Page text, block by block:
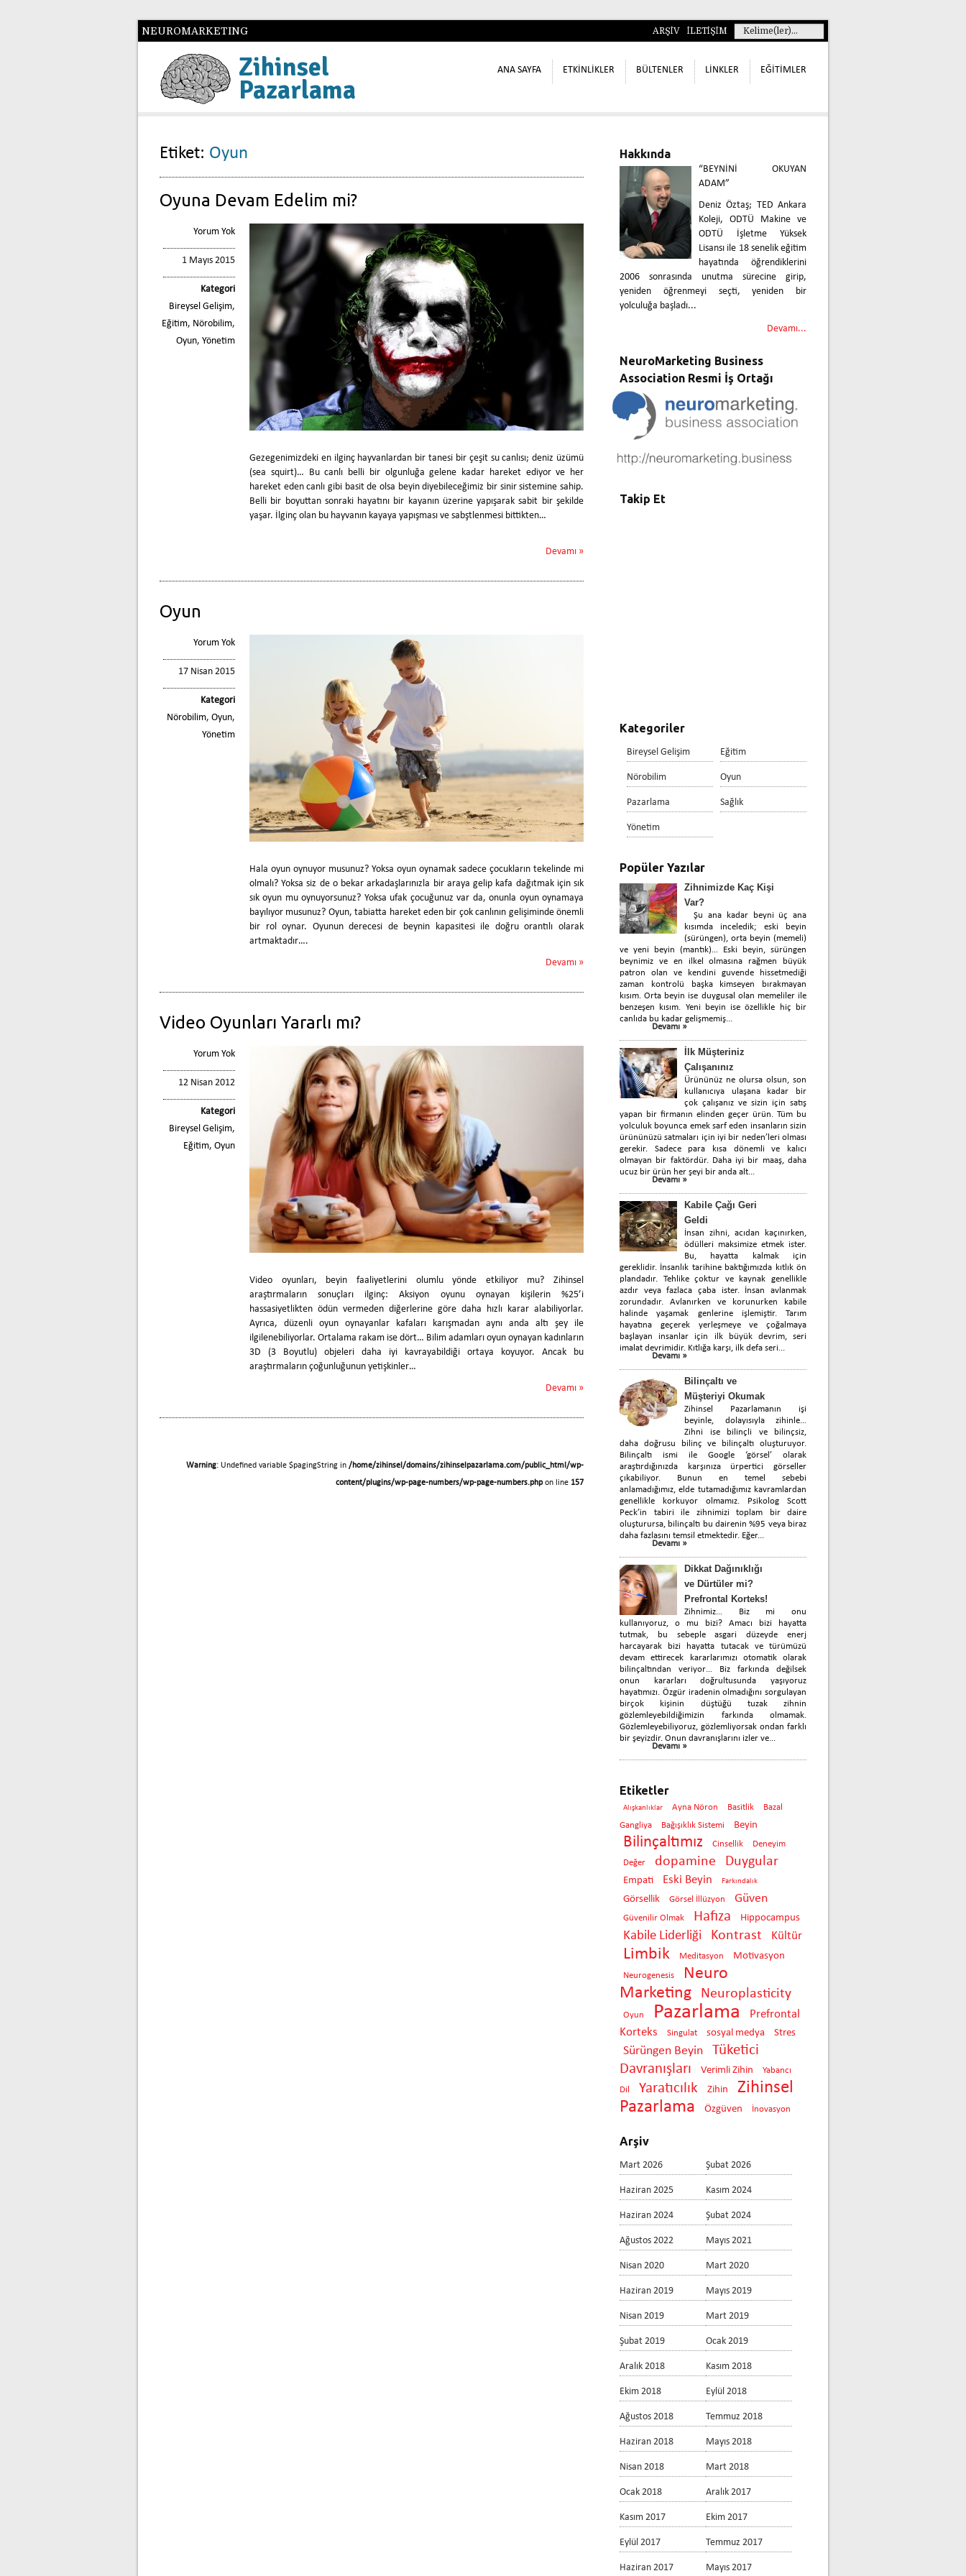
NEUROMARKETING ARŞİV İLETİŞİM
Zihinsel
Pazarlama
ANA SAYFA ETKİNLİKLER BÜLTENLER LİNKLER EĞİTİMLER
Etiket: Oyun
Oyuna Devam Edelim mi?
Yorum Yok
1 Mayıs 2015
Kategori
Bireysel Gelişim,
Eğitim, Nörobilim,
Oyun, Yönetim
Gezegenimizdeki en ilginç hayvanlardan bir tanesi bir çeşit su canlısı; deniz üzümü
(sea squirt)… Bu canlı belli bir olgunluğa gelene kadar hareket ediyor ve her
hareket eden canlı gibi basit de olsa beyin diyebileceğimiz bir sinir sistemine sahip.
Belli bir boyuttan sonraki hayatını bir kayanın üzerine yapışarak sabit bir şekilde
yaşar. İlginç olan bu hayvanın kayaya yapışması ve sabştlenmesi bittikten…
Devamı »
Oyun
Yorum Yok
17 Nisan 2015
Kategori
Nörobilim, Oyun,
Yönetim
Hala oyun oynuyor musunuz? Yoksa oyun oynamak sadece çocukların tekelinde mi
olmalı? Yoksa siz de o bekar arkadaşlarınızla bir araya gelip kafa dağıtmak için sık
sık oyun mu oynuyorsunuz? Yoksa ufak çocuğunuz var da, onunla oyun oynamaya
bayılıyor musunuz? Oyun, tabiatta hareket eden bir çok canlının gelişiminde önemli
bir rol oynar. Oyunun derecesi de beynin kapasitesi ile doğru orantılı olarak
artmaktadır….
Devamı »
Video Oyunları Yararlı mı?
Yorum Yok
12 Nisan 2012
Kategori
Bireysel Gelişim,
Eğitim, Oyun
Video oyunları, beyin faaliyetlerini olumlu yönde etkiliyor mu? Zihinsel
araştırmaların sonuçları ilginç: Aksiyon oyunu oynayan kişilerin %25’i
hassasiyetlikten ödün vermeden diğerlerine göre daha hızlı karar alabiliyorlar.
Ayrıca, düzenli oyun oynayanlar kafaları karışmadan aynı anda altı şey ile
ilgilenebiliyorlar. Ortalama rakam ise dört… Bilim adamları oyun oynayan kadınların
3D (3 Boyutlu) objeleri daha iyi kavrayabildiği ortaya koyuyor. Ancak bu
araştırmaların çoğunluğunun yetişkinler…
Devamı »
Warning: Undefined variable $pagingString in /home/zihinsel/domains/zihinselpazarlama.com/public_html/wp-
content/plugins/wp-page-numbers/wp-page-numbers.phpon line 157
Hakkında
“BEYNİNİ OKUYAN
ADAM”
Deniz Öztaş; TED Ankara
Koleji, ODTÜ Makine ve
ODTÜ İşletme Yüksek
Lisansı ile 18 senelik eğitim
hayatında öğrendiklerini
2006 sonrasında unutma sürecine girip,
yeniden öğrenmeyi seçti, yeniden bir
yolculuğa başladı...
Devamı...
NeuroMarketing Business
Association Resmi İş Ortağı
Takip Et
Kategoriler
Bireysel Gelişim Eğitim
Nörobilim Oyun
Pazarlama Sağlık
Yönetim
Popüler Yazılar
Zihnimizde Kaç Kişi
Var?
Şu ana kadar beyni üç ana
kısımda inceledik; eski beyin
(sürüngen), orta beyin (memeli)
ve yeni beyin (mantık)… Eski beyin, sürüngen
beynimiz ve en ilkel olmasına rağmen büyük
patron olan ve kendini guvende hissetmediği
zaman kontrolü başka kimseyen bırakmayan
kısım. Orta beyin ise duygusal olan memeliler ile
benzeşen kısım. Yeni beyin ise özellikle hiç bir
canlıda bu kadar gelişmemiş...
Devamı »
İlk Müşteriniz
Çalışanınız
Ürününüz ne olursa olsun, son
kullanıcıya ulaşana kadar bir
çok çalışanız ve sizin için satış
yapan bir firmanın elinden geçer ürün. Tüm bu
yolculuk boyunca emek sarf eden insanların sizin
ürününüzü satmaları için iyi bir neden’leri olması
gerekir. Sadece para kısa dönemli ve kalıcı
olmayan bir faktördür. Daha iyi bir maaş, daha
ucuz bir ürün her şeyi bir anda alt...
Devamı »
Kabile Çağı Geri
Geldi
İnsan zihni, acıdan kaçınırken,
ödülleri maksimize etmek ister.
Bu, hayatta kalmak için
gereklidir. İnsanlık tarihine baktığımızda kıtlık ön
plandadır. Tehlike çoktur ve kaynak genellikle
azdır veya fazlaca çaba ister. İnsan avlanmak
zorundadır. Avlanırken ve korunurken kabile
halinde yaşamak genlerine işlemiştir. Tarım
hayatına geçerek yerleşmeye ve çoğalmaya
başlayan insanlar için ilk büyük devrim, seri
imalat devrimidir. Kıtlığa karşı, ilk defa seri...
Devamı »
Bilinçaltı ve
Müşteriyi Okumak
Zihinsel Pazarlamanın işi
beyinle, dolayısıyla zihinle…
Zihni ise bilinçli ve bilinçsiz,
daha doğrusu bilinç ve bilinçaltı oluşturuyor.
Bilinçaltı ismi ile Google ‘görsel’ olarak
araştırdığınızda karşınıza ürpertici görseller
çıkabiliyor. Bunun en temel sebebi
anlamadığımız, elde tutamadığımız kavramlardan
genellikle korkuyor olmamız. Psikolog Scott
Peck’in tabiri ile zihnimizi toplam bir daire
oluşturursa, bilinçaltı bu dairenin %95 veya biraz
daha fazlasını temsil etmektedir. Eğer...
Devamı »
Dikkat Dağınıklığı
ve Dürtüler mi?
Prefrontal Korteks!
Zihnimiz… Biz mi onu
kullanıyoruz, o mu bizi? Amacı bizi hayatta
tutmak, bu sebeple asgari düzeyde enerj
harcayarak bizi hayatta tutacak ve türümüzü
devam ettirecek kararlarımızı otomatik olarak
bilinçaltından veriyor… Biz farkında değilsek
onun kararları doğrultusunda yaşıyoruz
hayatımızı. Özgür iradenin olmadığını sorgulayan
birçok kişinin düştüğü tuzak zihnin
gözlemleyebildiğimizin farkında olmamak.
Gözlemleyebiliyoruz, gözlemliyorsak ondan farklı
bir şeyizdir. Onun davranışlarını izler ve...
Devamı »
Etiketler
Alışkanlıklar Ayna Nöron Basitlik
Bazal
Gangliya
Bağışıklık Sistemi Beyin
Bilinçaltımız Cinsellik
Deneyim
Değer
dopamine Duygular
Empati Eski Beyin Farkındalık
Görsellik Görsel İllüzyon Güven
Güvenilir Olmak Hafıza Hippocampus
Kabile Liderliği Kontrast Kültür
Limbik Meditasyon Motivasyon
Neurogenesis
Neuro
Marketing
Neuroplasticity
Oyun Pazarlama
Prefrontal
Korteks
Singulat sosyal medya Stres
Sürüngen Beyin
Tüketici
Davranışları
Verimli Zihin Yabancı
Dil Yaratıcılık Zihin
Zihinsel
Pazarlama
Özgüven İnovasyon
Arşiv
Mart 2026 Şubat 2026
Haziran 2025 Kasım 2024
Haziran 2024 Şubat 2024
Ağustos 2022 Mayıs 2021
Nisan 2020 Mart 2020
Haziran 2019 Mayıs 2019
Nisan 2019 Mart 2019
Şubat 2019 Ocak 2019
Aralık 2018 Kasım 2018
Ekim 2018 Eylül 2018
Ağustos 2018 Temmuz 2018
Haziran 2018 Mayıs 2018
Nisan 2018 Mart 2018
Ocak 2018 Aralık 2017
Kasım 2017 Ekim 2017
Eylül 2017 Temmuz 2017
Haziran 2017 Mayıs 2017